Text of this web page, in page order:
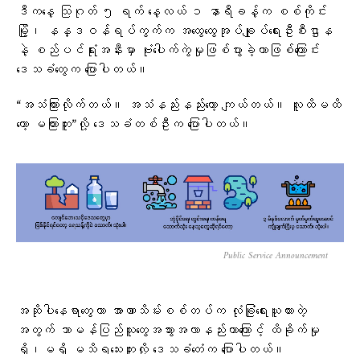
ဒီကနေ့ သြဂုတ် ၅ ရက် နေ့လယ် ၁ နာရီခန့်က စစ်ကိုင်း
မြို့၊ နန္ဒဝန်ရပ်ကွက်က အထွေထွေအုပ်ချုပ်ရေးဦးစီးဌာန
နဲ့ စည်ပင်ရုံးအနီးမှာ ဗုံးပေါက်ကွဲမှုဖြစ်ပွားခဲ့တာဖြစ်ကြောင်း
ဒေသခံတွေက ပြောပါတယ်။
“အသံကြားလိုက်တယ်။ အသံနည်းနည်းတော့ ကျယ်တယ်။ လူထိမထိ
တော့ မကြားဘူး”လို့ ဒေသခံတစ်ဦးက ပြောပါတယ်။
Public Service Announcement
အဆိုပါနေရာတွေဟာ အာဏာသိမ်းစစ်တပ်က လုံခြုံရေးယူထားတဲ့
အတွက် သာမန်ပြည်သူတွေအသွားအလာနည်းတာကြောင့် ထိခိုက်မှု